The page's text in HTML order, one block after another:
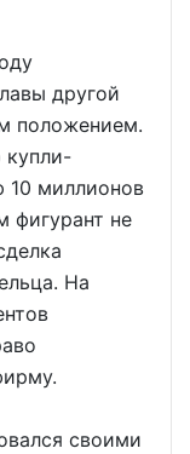
другой
положением.
купли-
10 миллионов
фигурант не
На
своими